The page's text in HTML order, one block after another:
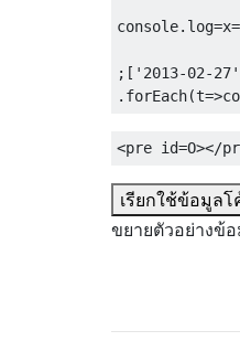
console. log=x
;[ '2013-02-27'
. forEach(t=>
<pre id=O></
เรียกใช้ข้อมูลโ
ขยายตัวอย่างข้